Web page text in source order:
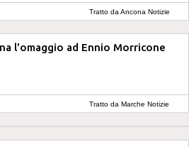
Tratto da Ancona Notizie
l'omaggio ad Ennio Morricone
Tratto da Marche Notizie